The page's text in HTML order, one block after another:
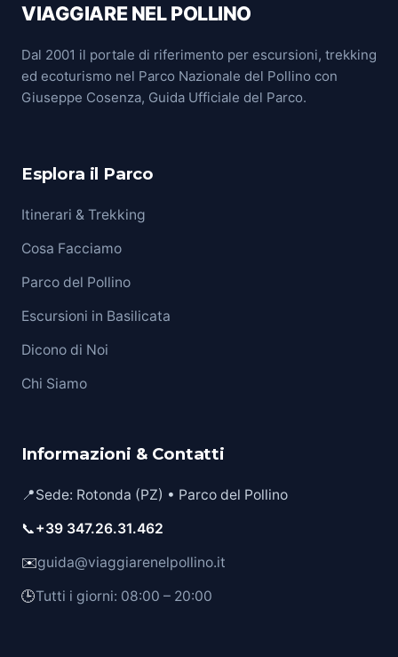
VIAGGIARE NEL POLLINO
Dal 2001 il portale di riferimento per escursioni, trekking
ed ecoturismo nel Parco Nazionale del Pollino con
Giuseppe Cosenza, Guida Ufficiale del Parco.
Esplora il Parco
Itinerari & Trekking
Cosa Facciamo
Parco del Pollino
Escursioni in Basilicata
Dicono di Noi
Chi Siamo
Informazioni & Contatti
📍Sede: Rotonda (PZ) • Parco del Pollino
📞+39 347.26.31.462
✉️guida@viaggiarenelpollino.it
🕒Tutti i giorni: 08:00 – 20:00